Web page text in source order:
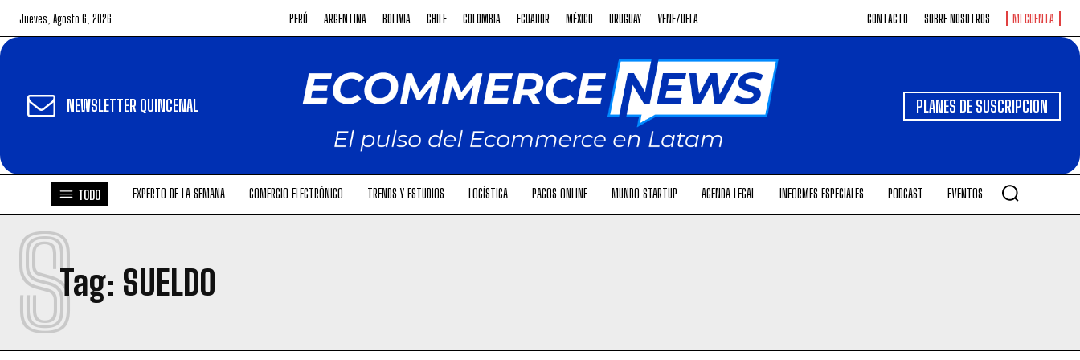
Jueves, Agosto 6, 2026 PERÚ ARGENTINA BOLIVIA CHILE COLOMBIA ECUADOR MÉXICO URUGUAY VENEZUELA CONTACTO SOBRE NOSOTROS MI CUENTA
NEWSLETTER QUINCENAL PLANES DE SUSCRIPCION
TODO EXPERTO DE LA SEMANA COMERCIO ELECTRÓNICO TRENDS Y ESTUDIOS LOGÍSTICA PAGOS ONLINE MUNDO STARTUP AGENDA LEGAL INFORMES ESPECIALES PODCAST EVENTOS
Tag: SUELDO
S